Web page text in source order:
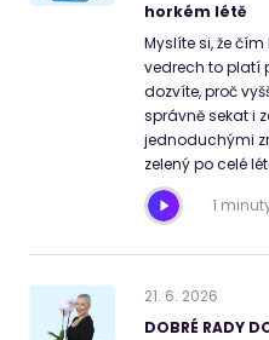
horkém létě
Myslíte si, že
vedrech to platí
dozvíte, proč
správně sekat i
jednoduchými
zelený po celé
1
21. 6. 2026
DOBRÉ RADY